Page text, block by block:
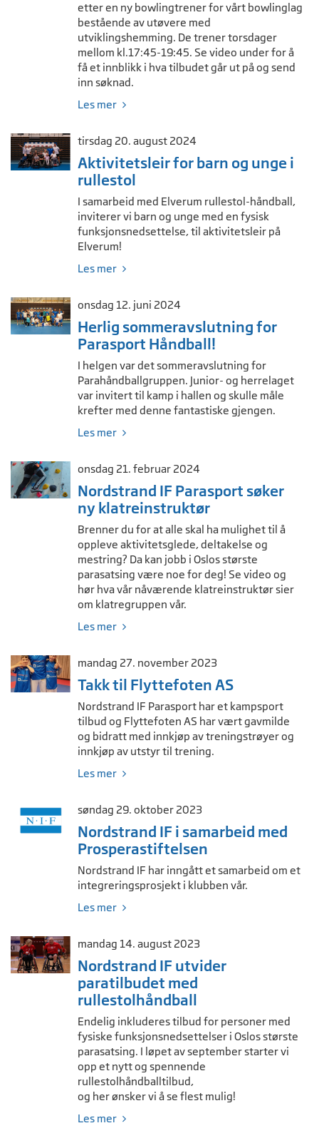
etter en ny bowlingtrener for vårt bowlinglag
bestående av utøvere med
utviklingshemming. De trener torsdager
mellom kl.17:45-19:45. Se video under for å
få et innblikk i hva tilbudet går ut på og send
inn søknad.
Les mer
tirsdag 20. august 2024
Aktivitetsleir for barn og unge i
rullestol
I samarbeid med Elverum rullestol-håndball,
inviterer vi barn og unge med en fysisk
funksjonsnedsettelse, til aktivitetsleir på
Elverum!
Les mer
onsdag 12. juni 2024
Herlig sommeravslutning for
Parasport Håndball!
I helgen var det sommeravslutning for
Parahåndballgruppen. Junior- og herrelaget
var invitert til kamp i hallen og skulle måle
krefter med denne fantastiske gjengen.
Les mer
onsdag 21. februar 2024
Nordstrand IF Parasport søker
ny klatreinstruktør
Brenner du for at alle skal ha mulighet til å
oppleve aktivitetsglede, deltakelse og
mestring? Da kan jobb i Oslos største
parasatsing være noe for deg! Se video og
hør hva vår nåværende klatreinstruktør sier
om klatregruppen vår.
Les mer
mandag 27. november 2023
Takk til Flyttefoten AS
Nordstrand IF Parasport har et kampsport
tilbud og Flyttefoten AS har vært gavmilde
og bidratt med innkjøp av treningstrøyer og
innkjøp av utstyr til trening.
Les mer
søndag 29. oktober 2023
Nordstrand IF i samarbeid med
Prosperastiftelsen
Nordstrand IF har inngått et samarbeid om et
integreringsprosjekt i klubben vår.
Les mer
mandag 14. august 2023
Nordstrand IF utvider
paratilbudet med
rullestolhåndball
Endelig inkluderes tilbud for personer med
fysiske funksjonsnedsettelser i Oslos største
parasatsing. I løpet av september starter vi
opp et nytt og spennende
rullestolhåndballtilbud,
og her ønsker vi å se flest mulig!
Les mer